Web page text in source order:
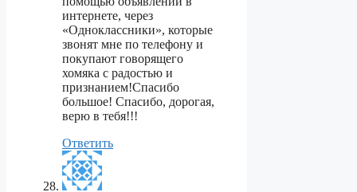
интернете, через
«Одноклассники», которые
звонят мне по телефону и
покупают говорящего
хомяка с радостью и
признанием!Спасибо
большое! Спасибо, дорогая,
верю в тебя!!!
Ответить